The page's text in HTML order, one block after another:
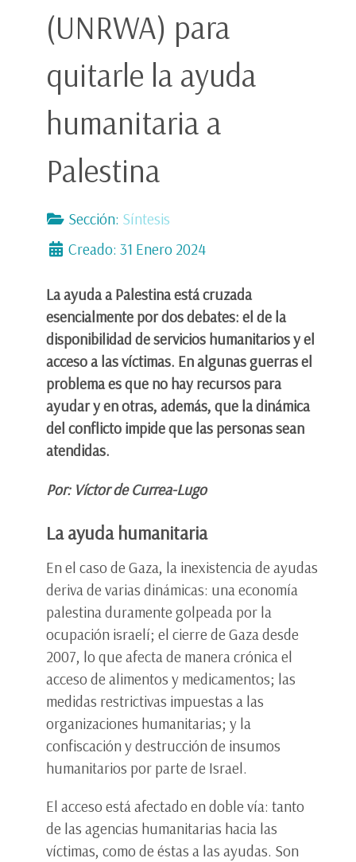
(UNRWA) para
quitarle la ayuda
humanitaria a
Palestina
Sección: Síntesis
Creado: 31 Enero 2024
La ayuda a Palestina está cruzada
esencialmente por dos debates: el de la
disponibilidad de servicios humanitarios y el
acceso a las víctimas. En algunas guerras el
problema es que no hay recursos para
ayudar y en otras, además, que la dinámica
del conflicto impide que las personas sean
atendidas.
Por: Víctor de Currea-Lugo
La ayuda humanitaria
En el caso de Gaza, la inexistencia de ayudas
deriva de varias dinámicas: una economía
palestina duramente golpeada por la
ocupación israelí; el cierre de Gaza desde
2007, lo que afecta de manera crónica el
acceso de alimentos y medicamentos; las
medidas restrictivas impuestas a las
organizaciones humanitarias; y la
confiscación y destrucción de insumos
humanitarios por parte de Israel.
El acceso está afectado en doble vía: tanto
de las agencias humanitarias hacia las
víctimas, como de éstas a las ayudas. Son